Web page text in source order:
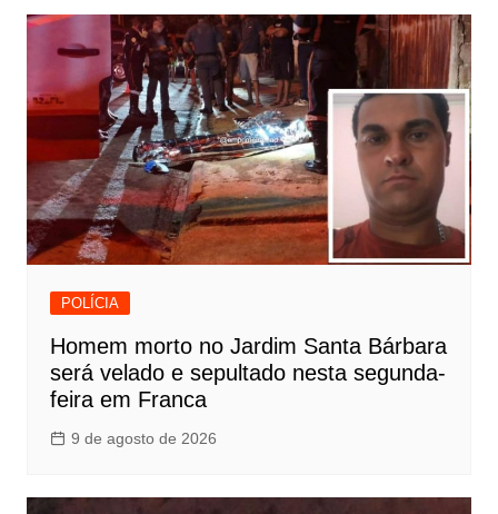
POLÍCIA
Homem morto no Jardim Santa Bárbara
será velado e sepultado nesta segunda-
feira em Franca
9 de agosto de 2026